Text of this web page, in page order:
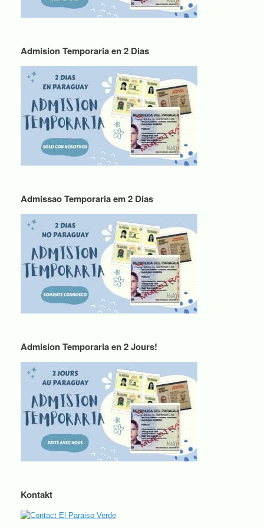
Admision Temporaria en 2 Dias
Admissao Temporaria em 2 Dias
Admision Temporaria en 2 Jours!
Kontakt